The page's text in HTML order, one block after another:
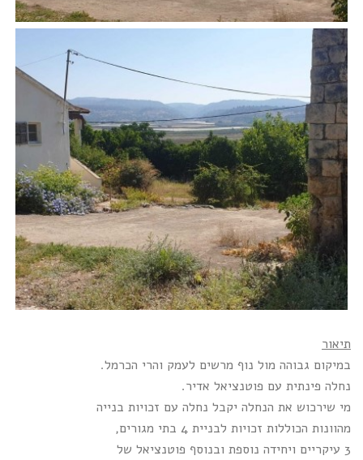
תיאור
במיקום גבוהה מול נוף מרשים לעמק והרי הכרמל.
נחלה פינתית עם פוטנציאל אדיר.
מי שירכוש את הנחלה יקבל נחלה עם זכויות בנייה
מהוונות הכוללות זכויות לבניית 4 בתי מגורים,
3 עיקריים ויחידה נוספת ובנוסף פוטנציאל של